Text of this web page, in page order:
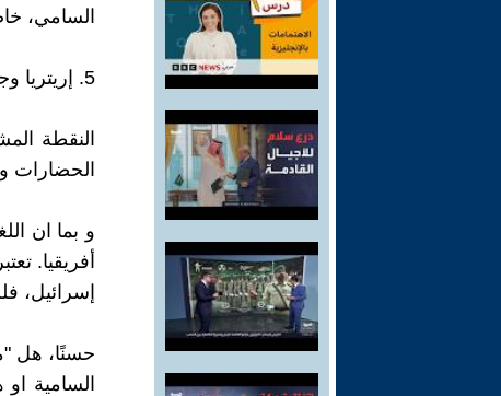
السامي،
5. إريتريا وجيبوتي، دولتان في القرن الأفريقي تتحدثان باللغة السامية التيجرينا.
النقطة
الحضارات
و بما ان
أفريقيا.
إسرائيل،
حسنًا، هل
السامية